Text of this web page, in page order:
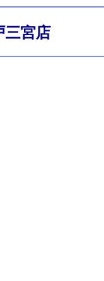
宮店